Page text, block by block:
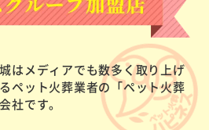
はメディアでも数多く取り上げ
ペット火葬業者の「ペット火葬
社です。